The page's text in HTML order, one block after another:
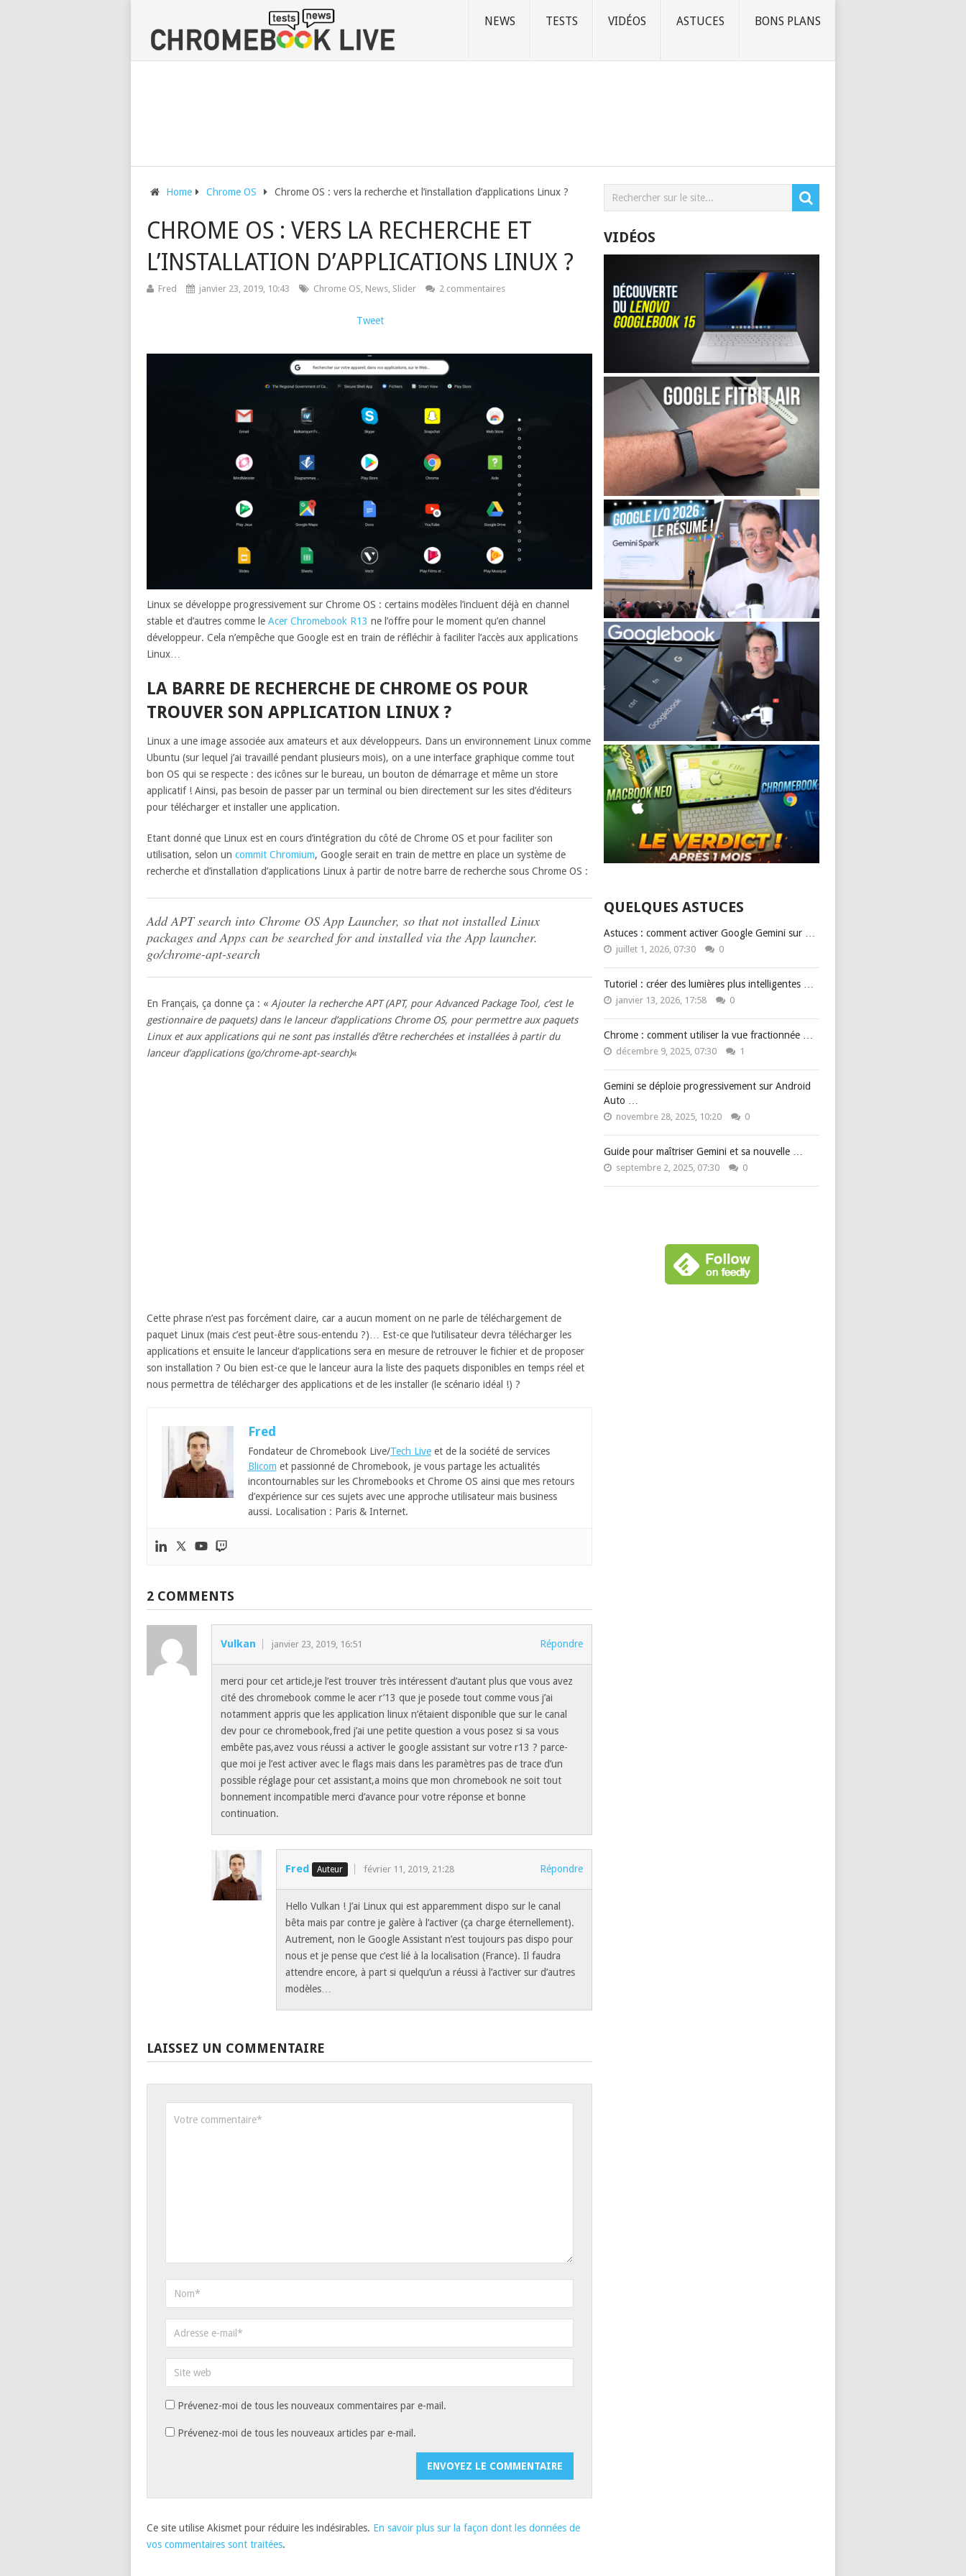
NEWS TESTS VIDÉOS ASTUCES BONS PLANS
Home Chrome OS Chrome OS : vers la recherche et l’installation d’applications Linux ?
CHROME OS : VERS LA RECHERCHE ET
L’INSTALLATION D’APPLICATIONS LINUX ?
Fred janvier 23, 2019, 10:43 Chrome OS, News, Slider 2 commentaires
Tweet
Linux se développe progressivement sur Chrome OS : certains modèles l’incluent déjà en channel
stable et d’autres comme le Acer Chromebook R13 ne l’offre pour le moment qu’en channel
développeur. Cela n’empêche que Google est en train de réfléchir à faciliter l’accès aux applications
Linux…
LA BARRE DE RECHERCHE DE CHROME OS POUR
TROUVER SON APPLICATION LINUX ?
Linux a une image associée aux amateurs et aux développeurs. Dans un environnement Linux comme
Ubuntu (sur lequel j’ai travaillé pendant plusieurs mois), on a une interface graphique comme tout
bon OS qui se respecte : des icônes sur le bureau, un bouton de démarrage et même un store
applicatif ! Ainsi, pas besoin de passer par un terminal ou bien directement sur les sites d’éditeurs
pour télécharger et installer une application.
Etant donné que Linux est en cours d’intégration du côté de Chrome OS et pour faciliter son
utilisation, selon un commit Chromium, Google serait en train de mettre en place un système de
recherche et d’installation d’applications Linux à partir de notre barre de recherche sous Chrome OS :
Add APT search into Chrome OS App Launcher, so that not installed Linux
packages and Apps can be searched for and installed via the App launcher.
go/chrome-apt-search
En Français, ça donne ça : « Ajouter la recherche APT (APT, pour Advanced Package Tool, c’est le
gestionnaire de paquets) dans le lanceur d’applications Chrome OS, pour permettre aux paquets
Linux et aux applications qui ne sont pas installés d’être recherchées et installées à partir du
lanceur d’applications (go/chrome-apt-search)«
Cette phrase n’est pas forcément claire, car a aucun moment on ne parle de téléchargement de
paquet Linux (mais c’est peut-être sous-entendu ?)… Est-ce que l’utilisateur devra télécharger les
applications et ensuite le lanceur d’applications sera en mesure de retrouver le fichier et de proposer
son installation ? Ou bien est-ce que le lanceur aura la liste des paquets disponibles en temps réel et
nous permettra de télécharger des applications et de les installer (le scénario idéal !) ?
Fred
Fondateur de Chromebook Live/Tech Liveet de la société de services
Blicom et passionné de Chromebook, je vous partage les actualités
incontournables sur les Chromebooks et Chrome OS ainsi que mes retours
d’expérience sur ces sujets avec une approche utilisateur mais business
aussi. Localisation : Paris & Internet.
2 COMMENTS
Vulkan janvier 23, 2019, 16:51 Répondre
merci pour cet article,je l’est trouver très intéressent d’autant plus que vous avez
cité des chromebook comme le acer r’13 que je posede tout comme vous j’ai
notamment appris que les application linux n’étaient disponible que sur le canal
dev pour ce chromebook,fred j’ai une petite question a vous posez si sa vous
embête pas,avez vous réussi a activer le google assistant sur votre r13 ? parce-
que moi je l’est activer avec le flags mais dans les paramètres pas de trace d’un
possible réglage pour cet assistant,a moins que mon chromebook ne soit tout
bonnement incompatible merci d’avance pour votre réponse et bonne
continuation.
Fred février 11, 2019, 21:28 Répondre
Hello Vulkan ! J’ai Linux qui est apparemment dispo sur le canal
bêta mais par contre je galère à l’activer (ça charge éternellement).
Autrement, non le Google Assistant n’est toujours pas dispo pour
nous et je pense que c’est lié à la localisation (France). Il faudra
attendre encore, à part si quelqu’un a réussi à l’activer sur d’autres
modèles…
LAISSEZ UN COMMENTAIRE
Prévenez-moi de tous les nouveaux commentaires par e-mail.
Prévenez-moi de tous les nouveaux articles par e-mail.
Ce site utilise Akismet pour réduire les indésirables. En savoir plus sur la façon dont les données de
vos commentaires sont traitées.
VIDÉOS
QUELQUES ASTUCES
Astuces : comment activer Google Gemini sur …
juillet 1, 2026, 07:30 0
Tutoriel : créer des lumières plus intelligentes …
janvier 13, 2026, 17:58 0
Chrome : comment utiliser la vue fractionnée …
décembre 9, 2025, 07:30 1
Gemini se déploie progressivement sur Android
Auto …
novembre 28, 2025, 10:20 0
Guide pour maîtriser Gemini et sa nouvelle …
septembre 2, 2025, 07:30 0